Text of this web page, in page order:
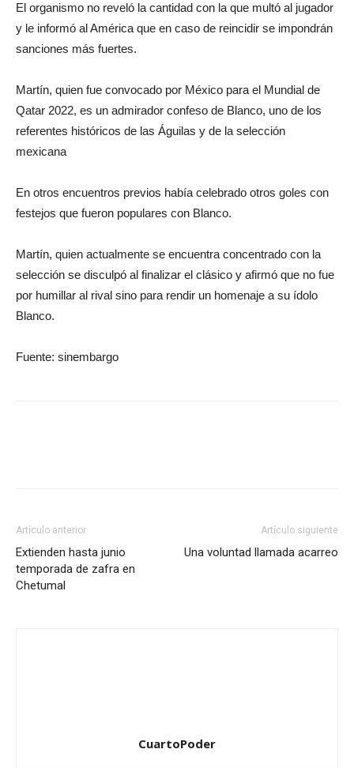
El organismo no reveló la cantidad con la que multó al jugador
y le informó al América que en caso de reincidir se impondrán
sanciones más fuertes.
Martín, quien fue convocado por México para el Mundial de
Qatar 2022, es un admirador confeso de Blanco, uno de los
referentes históricos de las Águilas y de la selección
mexicana
En otros encuentros previos había celebrado otros goles con
festejos que fueron populares con Blanco.
Martín, quien actualmente se encuentra concentrado con la
selección se disculpó al finalizar el clásico y afirmó que no fue
por humillar al rival sino para rendir un homenaje a su ídolo
Blanco.
Fuente: sinembargo
Artículo anterior
Extienden hasta junio
temporada de zafra en
Chetumal
Artículo siguiente
Una voluntad llamada acarreo
CuartoPoder